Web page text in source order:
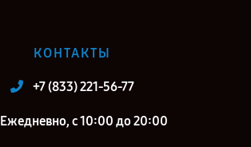
КОНТАКТЫ
+7 (833) 221-56-77
Ежедневно, с 10:00 до 20:00